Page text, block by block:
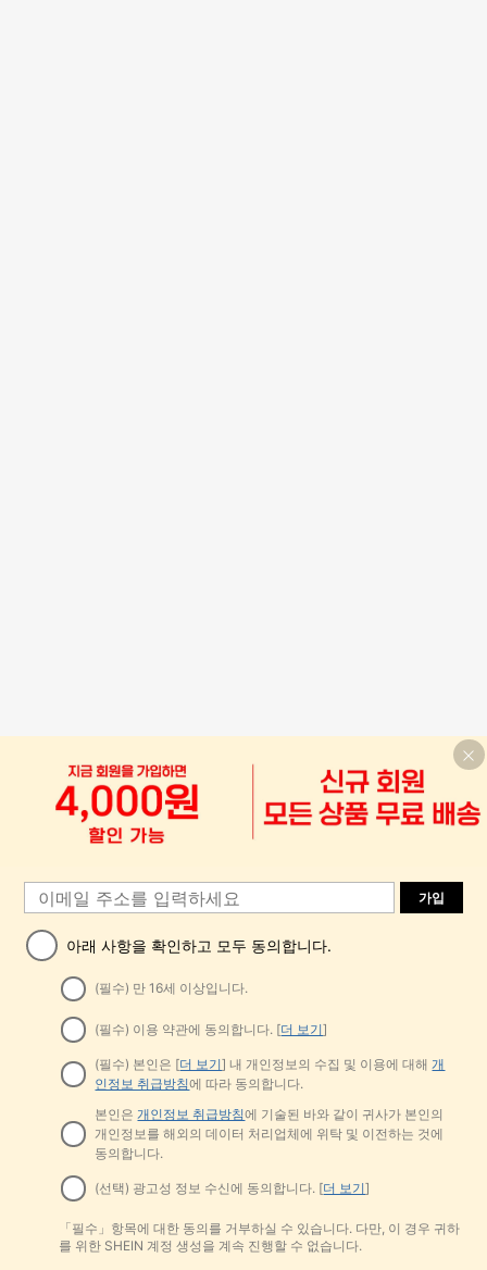
가입
아래 사항을 확인하고 모두 동의합니다.
(필수) 만 16세 이상입니다.
(필수) 이용 약관에 동의합니다. [더 보기]
(필수) 본인은 [더 보기] 내 개인정보의 수집 및 이용에 대해개
인정보 취급방침에 따라 동의합니다.
본인은 개인정보 취급방침에 기술된 바와 같이 귀사가 본인의
개인정보를 해외의 데이터 처리업체에 위탁 및 이전하는 것에
동의합니다.
(선택) 광고성 정보 수신에 동의합니다. [더 보기]
「필수」항목에 대한 동의를 거부하실 수 있습니다. 다만, 이 경우 귀하
를 위한 SHEIN 계정 생성을 계속 진행할 수 없습니다.